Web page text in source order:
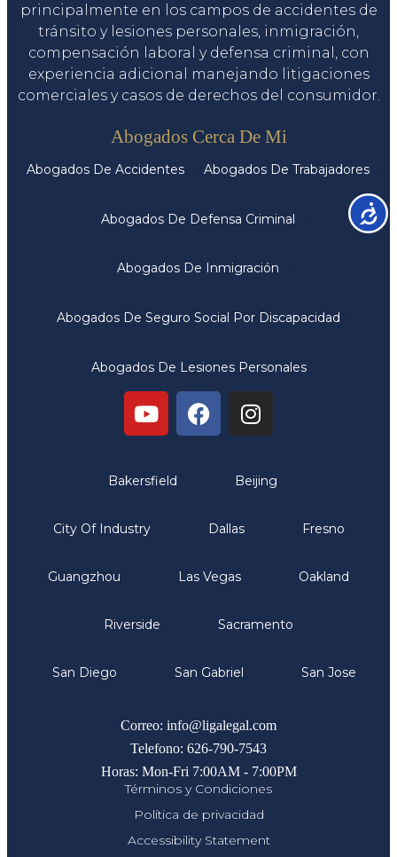
principalmente en los campos de accidentes de
tránsito y lesiones personales, inmigración,
compensación laboral y defensa criminal, con
experiencia adicional manejando litigaciones
comerciales y casos de derechos del consumidor.
Abogados Cerca De Mi
Abogados De Accidentes Abogados De Trabajadores
Abogados De Defensa Criminal
Abogados De Inmigración
Abogados De Seguro Social Por Discapacidad
Abogados De Lesiones Personales
Bakersfield Beijing
City Of Industry Dallas Fresno
Guangzhou Las Vegas Oakland
Riverside Sacramento
San Diego San Gabriel San Jose
Correo: info@ligalegal.com
Telefono: 626-790-7543
Horas: Mon-Fri 7:00AM - 7:00PM
Términos y Condiciones
Política de privacidad
Accessibility Statement